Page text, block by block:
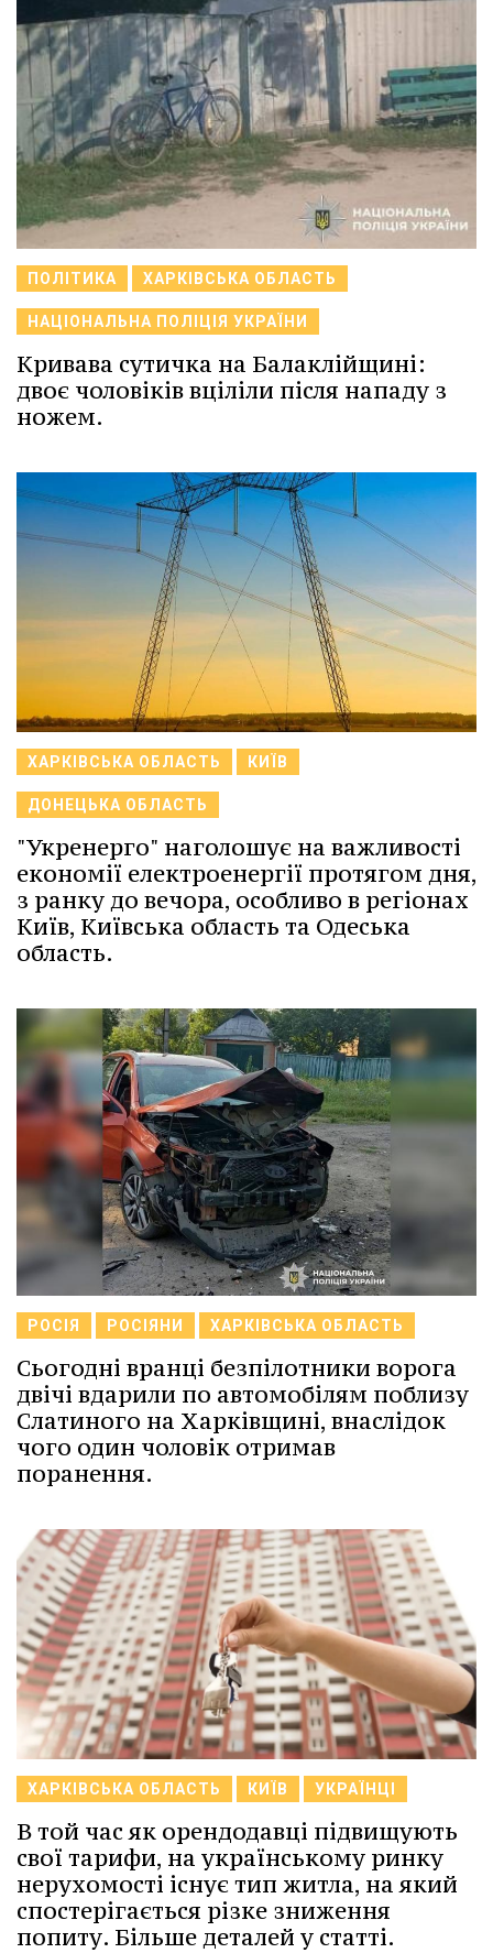
ПОЛІТИКА ХАРКІВСЬКА ОБЛАСТЬ
НАЦІОНАЛЬНА ПОЛІЦІЯ УКРАЇНИ
Кривава сутичка на Балаклійщині:
двоє чоловіків вціліли після нападу з
ножем.
ХАРКІВСЬКА ОБЛАСТЬ КИЇВ
ДОНЕЦЬКА ОБЛАСТЬ
"Укренерго" наголошує на важливості
економії електроенергії протягом дня,
з ранку до вечора, особливо в регіонах
Київ, Київська область та Одеська
область.
РОСІЯ РОСІЯНИ ХАРКІВСЬКА ОБЛАСТЬ
Сьогодні вранці безпілотники ворога
двічі вдарили по автомобілям поблизу
Слатиного на Харківщині, внаслідок
чого один чоловік отримав
поранення.
ХАРКІВСЬКА ОБЛАСТЬ КИЇВ УКРАЇНЦІ
В той час як орендодавці підвищують
свої тарифи, на українському ринку
нерухомості існує тип житла, на який
спостерігається різке зниження
попиту. Більше деталей у статті.